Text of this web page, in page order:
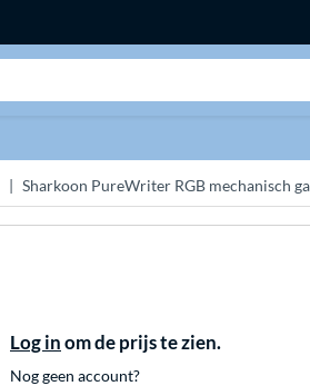
Sharkoon PureWriter RGB mechanisch
Log in om de prijs te zien.
Nog geen account?